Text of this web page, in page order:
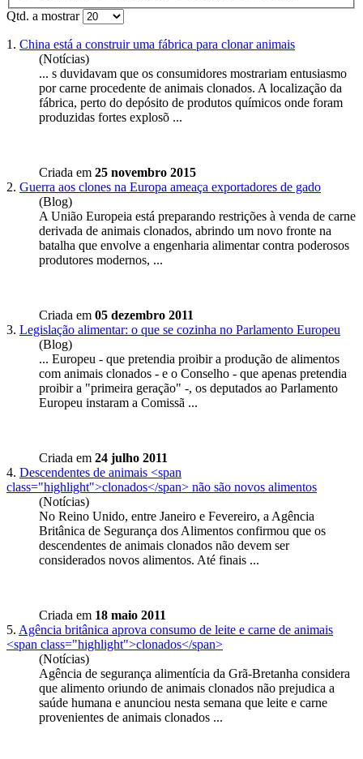
Qtd. a mostrar
1. China está a construir uma fábrica para clonar animais
(Notícias)
... s duvidavam que os consumidores mostrariam entusiasmo
por carne procedente de animais clonados. A localização da
fábrica, perto do depósito de produtos químicos onde foram
produzidas fortes explosõ ...
Criada em 25 novembro 2015
2. Guerra aos clones na Europa ameaça exportadores de gado
(Blog)
A União Europeia está preparando restrições à venda de carne
derivada de animais clonados, abrindo um novo fronte na
batalha que envolve a engenharia alimentar contra poderosos
produtores modernos, ...
Criada em 05 dezembro 2011
3. Legislação alimentar: o que se cozinha no Parlamento Europeu
(Blog)
... Europeu - que pretendia proibir a produção de alimentos
com animais clonados - e o Conselho - que apenas pretendia
proibir a "primeira geração" -, os deputados ao Parlamento
Europeu instaram a Comissã ...
Criada em 24 julho 2011
4. Descendentes de animais <span
class="highlight">clonados</span> não são novos alimentos
(Notícias)
No Reino Unido, entre Janeiro e Fevereiro, a Agência
Britânica de Segurança dos Alimentos confirmou que os
descendentes de animais clonados não devem ser
considerados novos alimentos. Até finais ...
Criada em 18 maio 2011
5. Agência britânica aprova consumo de leite e carne de animais
<span class="highlight">clonados</span>
(Notícias)
Agência de segurança alimentícia da Grã-Bretanha considera
que alimento oriundo de animais clonados não prejudica a
saúde humana e anunciou nesta semana que leite e carne
provenientes de animais clonados ...